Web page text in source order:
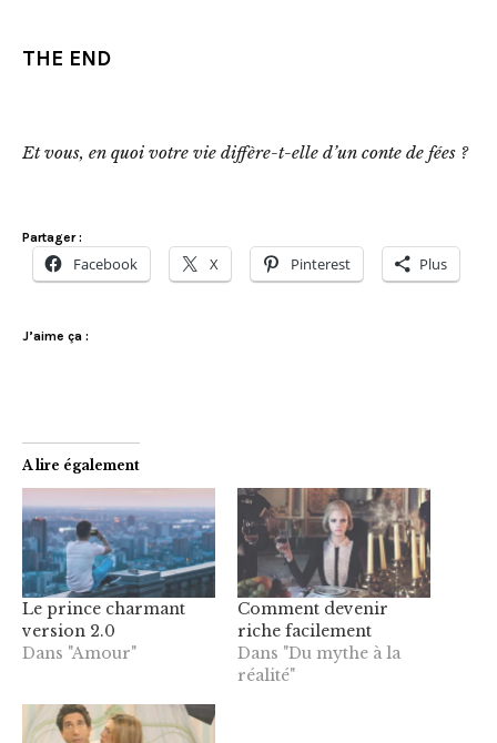
THE END
Et vous, en quoi votre vie diffère-t-elle d’un conte de fées ?
Partager :
Facebook X Pinterest Plus
J’aime ça :
A lire également
Le prince charmant
version 2.0
Dans "Amour"
Comment devenir
riche facilement
Dans "Du mythe à la
réalité"